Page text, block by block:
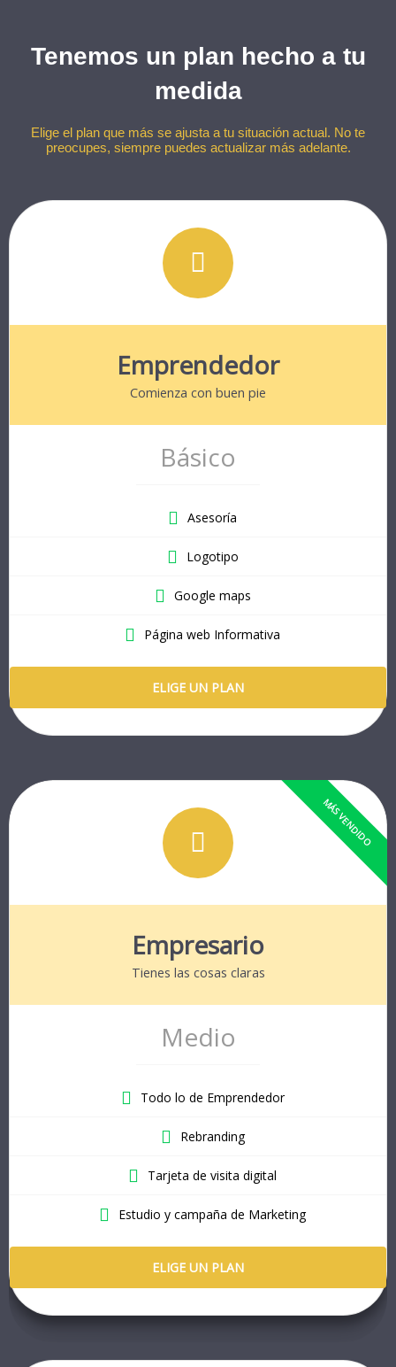
Tenemos un plan hecho a tu
medida
Elige el plan que más se ajusta a tu situación actual. No te
preocupes, siempre puedes actualizar más adelante.
Emprendedor
Comienza con buen pie
Básico
Asesoría
Logotipo
Google maps
Página web Informativa
ELIGE UN PLAN
Empresario
Tienes las cosas claras
Medio
Todo lo de Emprendedor
Rebranding
Tarjeta de visita digital
Estudio y campaña de Marketing
ELIGE UN PLAN